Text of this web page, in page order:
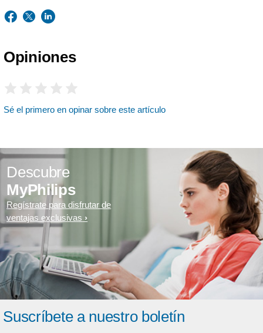
Opiniones
Sé el primero en opinar sobre este artículo
Descubre
MyPhilips
Regístrate para disfrutar de
ventajas exclusivas
Suscríbete a nuestro boletín